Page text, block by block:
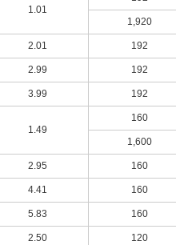
1.01
1,920
2.01 192
2.99 192
3.99 192
1.49
160
1,600
2.95 160
4.41 160
5.83 160
2.50 120